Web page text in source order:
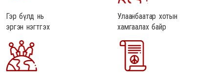
Гэр бүлд нь
эргэн нэгтгэх
Улаанбаатар хотын
хамгаалах байр